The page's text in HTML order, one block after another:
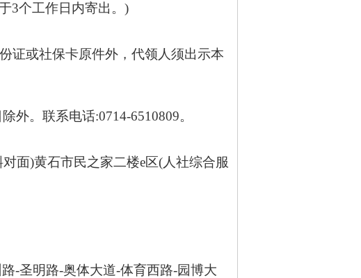
3个工作日内寄出。)
证或社保卡原件外，代领人须出示本
外。联系电话:0714-6510809。
面)黄石市民之家二楼e区(人社综合服
-圣明路-奥体大道-体育西路-园博大